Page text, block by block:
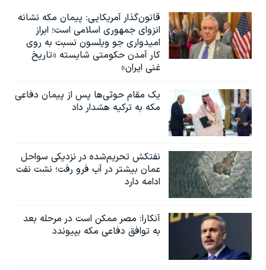
قانون‌گذار آمریکایی: پیمان مکه نشانه
انزوای جمهوری اسلامی است؛ ابراز
امیدواری جو ویلسون نسبت به روی
کار آمدن حکومتی شایسته «تاریخ
غنی ایران»
یک مقام حوثی‌ها پس از پیمان دفاعی
مکه به ترکیه هشدار داد
نفتکش تحریم‌شده در نزدیکی سواحل
عمان بیشتر در آب فرو رفت؛ نشت نفت
ادامه دارد
آنکارا: مصر ممکن است در مرحله بعد
به توافق دفاعی مکه بپیوندد